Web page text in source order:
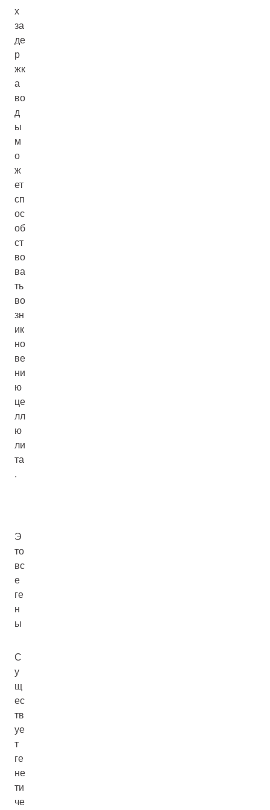
х
за
де
р
жк
а
во
д
ы
м
о
ж
ет
сп
ос
об
ст
во
ва
ть
во
зн
ик
но
ве
ни
ю
це
лл
ю
ли
та
.
Э
то
вс
е
ге
н
ы
С
у
щ
ес
тв
уе
т
ге
не
ти
че